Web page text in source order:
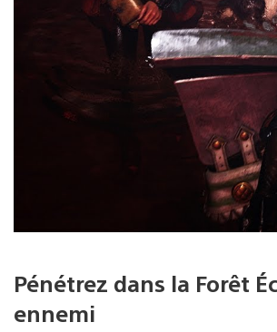
Pénétrez dans la Forêt
ennemi